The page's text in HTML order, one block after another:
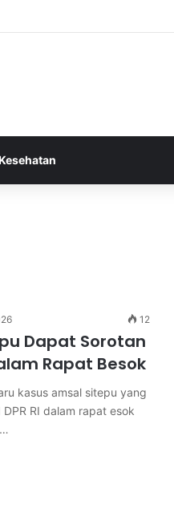
dan Menenangkan Pikiran
12
Dapat Sorotan
Rapat Besok
kasus amsal sitepu yang
RI dalam rapat esok